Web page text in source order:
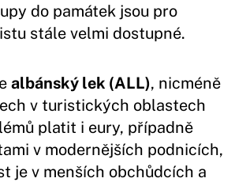
do památek jsou pro
stále velmi dostupné.
albánský lek (ALL), nicméně
v turistických oblastech
platit i eury, případně
v modernějších podnicích,
je v menších obchůdcích a